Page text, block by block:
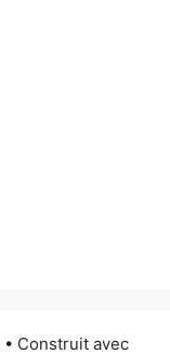
• Construit avec